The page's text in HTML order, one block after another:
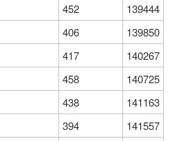
452
139444
406
139850
417
140267
458
140725
438
141163
394
141557